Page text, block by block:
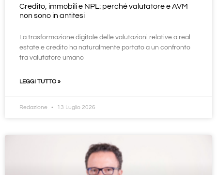
Credito, immobili e NPL: perché valutatore e AVM
non sono in antitesi
La trasformazione digitale delle valutazioni relative a real
estate e credito ha naturalmente portato a un confronto
tra valutatore umano
LEGGI TUTTO »
Redazione 13 Luglio 2026